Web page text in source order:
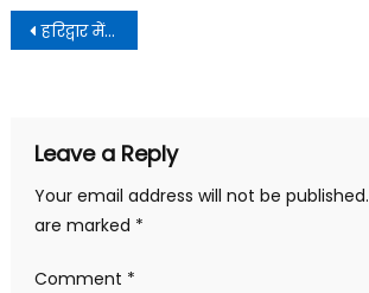
Post
navigation
हरिद्वार में मनसा देवी मंदिर के ट्रस्टी व पुजारी पर मुकदमा दर्ज
Leave a Reply
Your email address will not be published.
are marked *
Comment *